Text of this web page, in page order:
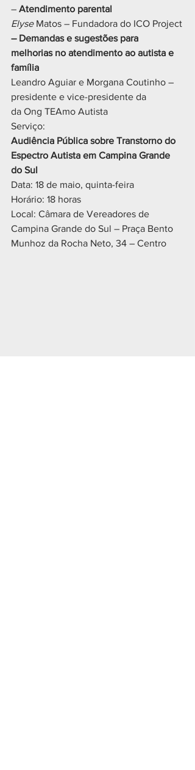
– Atendimento parental
Elyse Matos – Fundadora do ICO Project
– Demandas e sugestões para
melhorias no atendimento ao autista e
família
Leandro Aguiar e Morgana Coutinho –
presidente e vice-presidente da
da Ong TEAmo Autista
Serviço:
Audiência Pública sobre Transtorno do
Espectro Autista em Campina Grande
do Sul
Data: 18 de maio, quinta-feira
Horário: 18 horas
Local: Câmara de Vereadores de
Campina Grande do Sul – Praça Bento
Munhoz da Rocha Neto, 34 – Centro